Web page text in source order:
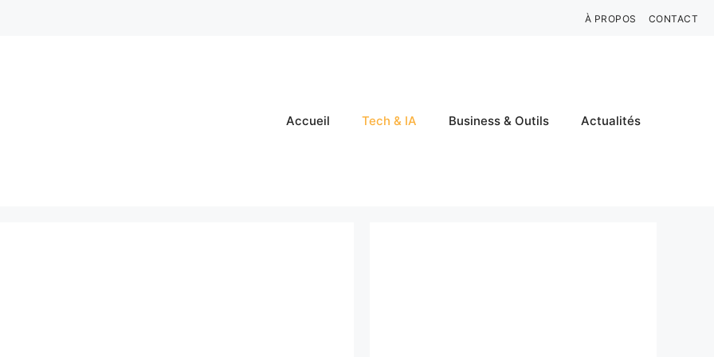
À PROPOS CONTACT
Accueil Tech & IA Business & Outils Actualités